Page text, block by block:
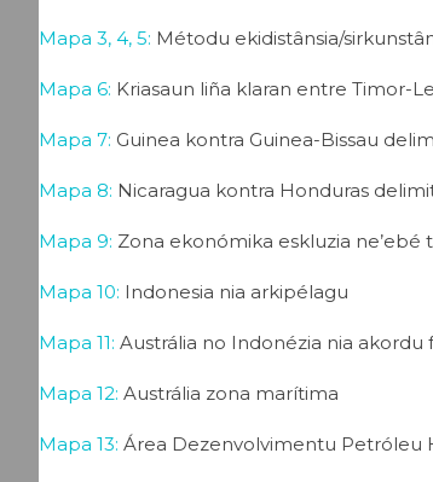
Mapa 3, 4, 5: Métodu ekidistânsia/
Mapa 6: Kriasaun liña klaran entre Timor-
Mapa 7: Guinea kontra Guinea-Bissau
Mapa 8: Nicaragua kontra Honduras
Mapa 9: Zona ekonómika eskluzia
Mapa 10: Indonesia nia arkipélagu
Mapa 11: Austrália no Indonézia nia
Mapa 12: Austrália zona marítima
Mapa 13: Área Dezenvolvimentu Petróleu